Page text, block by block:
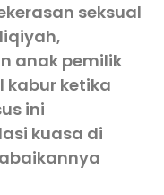
seksual
anak pemilik
kabur ketika
ini
kuasa di